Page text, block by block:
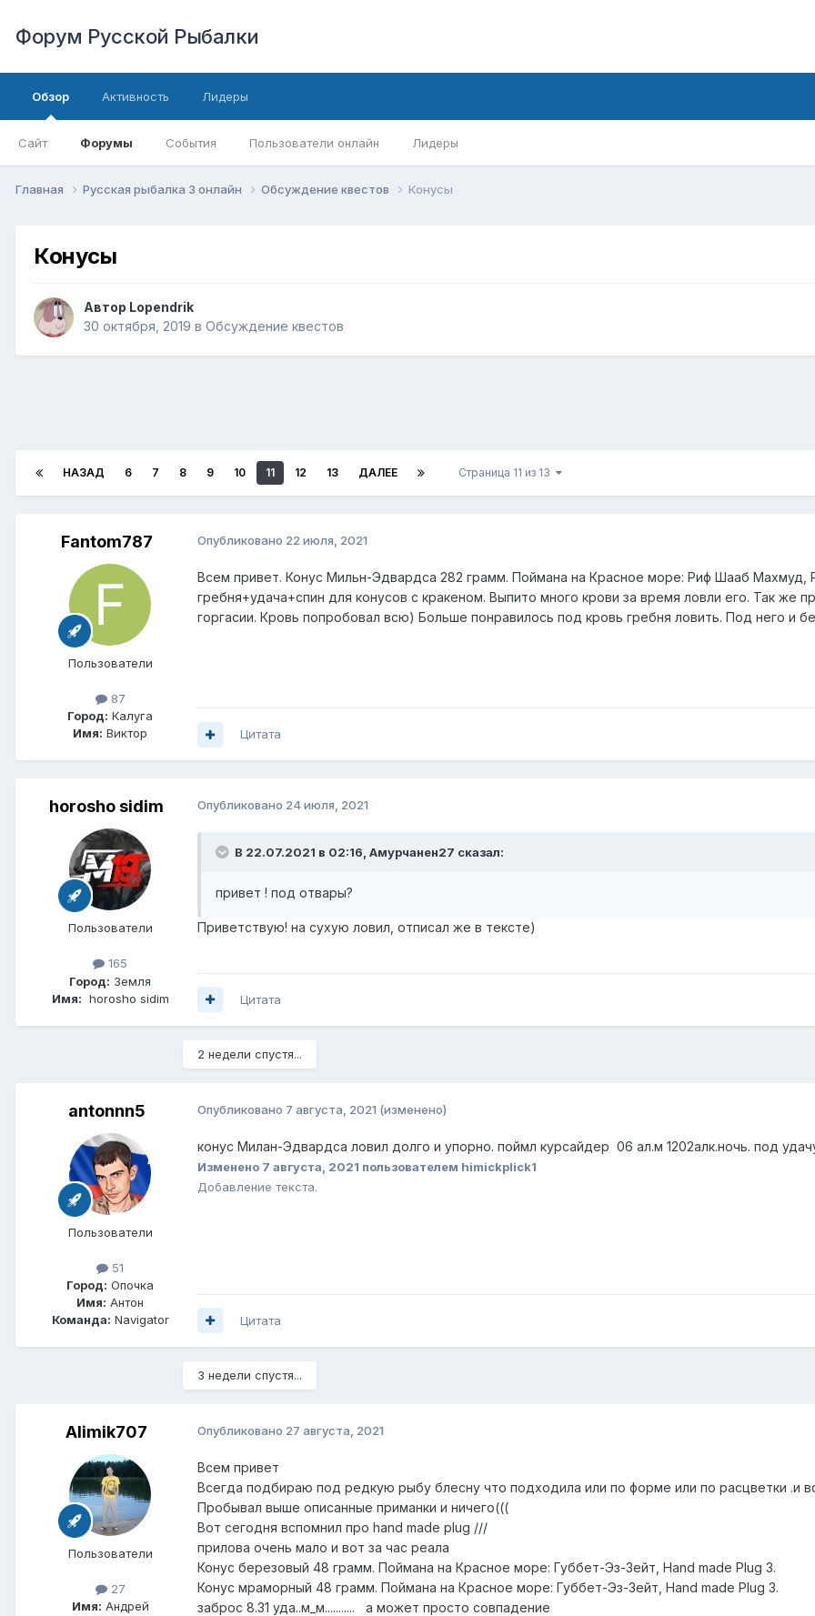
Форум Русской Рыбалки
Обзор
Сайт Форумы События Пользователи онлайн Лидеры
Активность Лидеры
Главная Русская рыбалка 3 онлайн Обсуждение квестов Конусы
Конусы
Автор Lopendrik
30 октября, 2019 в Обсуждение квестов
НАЗАД 6 7 8 9 10 11 12 13 ДАЛЕЕ Страница 11 из 13
Fantom787
Пользователи
87
Город: Калуга
Имя: Виктор
Опубликовано 22 июля, 2021
Всем привет. Конус Мильн-Эдвардса 282 грамм. Поймана на Красное море: Риф Шааб Махмуд,
гребня+удача+спин для конусов с кракеном. Выпито много крови за время ловли его. Так же
горгасии. Кровь попробовал всю) Больше понравилось под кровь гребня ловить. Под него и
Цитата
horosho sidim
Пользователи
165
Город: Земля
Имя: horosho sidim
Опубликовано 24 июля, 2021
В 22.07.2021 в 02:16, Амурчанен27 сказал:
привет ! под отвары?
Приветствую! на сухую ловил, отписал же в тексте)
Цитата
2 недели спустя...
antonnn5
Пользователи
51
Город: Опочка
Имя: Антон
Команда: Navigator
Опубликовано 7 августа, 2021 (изменено)
конус Милан-Эдвардса ловил долго и упорно. поймл курсайдер 06 ал.м 1202алк.ночь. под
Изменено 7 августа, 2021 пользователем himickplick1
Добавление текста.
Цитата
3 недели спустя...
Alimik707
Пользователи
27
Имя: Андрей
Опубликовано 27 августа, 2021
Всем привет
Всегда подбираю под редкую рыбу блесну что подходила или по форме или по расцветки .и
Пробывал выше описанные приманки и ничего(((
Вот сегодня вспомнил про hand made plug ///
прилова очень мало и вот за час реала
Конус березовый 48 грамм. Поймана на Красное море: Губбет-Эз-Зейт, Hand made Plug 3.
Конус мраморный 48 грамм. Поймана на Красное море: Губбет-Эз-Зейт, Hand made Plug 3.
заброс 8.31 уда..м_м........... а может просто совпадение